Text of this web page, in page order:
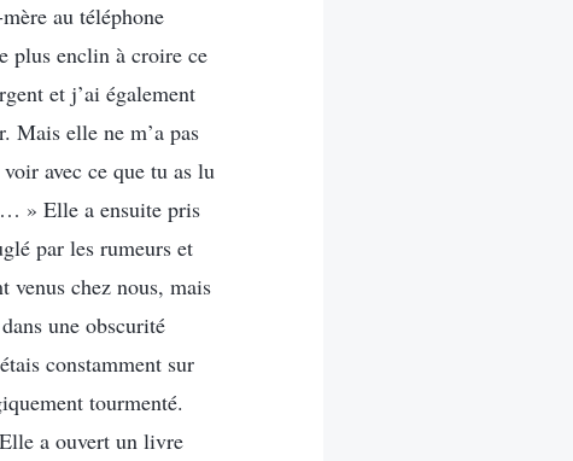
au téléphone
plus enclin à croire ce
et j’ai également
Mais elle ne m’a pas
avec ce que tu as lu
» Elle a ensuite pris
par les rumeurs et
venus chez nous, mais
une obscurité
constamment sur
tourmenté.
a ouvert un livre